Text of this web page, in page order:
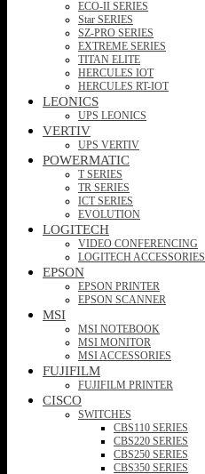
ECO-II SERIES
Star SERIES
SZ-PRO SERIES
EXTREME SERIES
TITAN ELITE
HERCULES IOT
HERCULES RT-IOT
LEONICS
UPS LEONICS
VERTIV
UPS VERTIV
POWERMATIC
T SERIES
TR SERIES
ICT SERIES
EVOLUTION
LOGITECH
VIDEO CONFERENCING
LOGITECH ACCESSORIES
EPSON
EPSON PRINTER
EPSON SCANNER
MSI
MSI NOTEBOOK
MSI MONITOR
MSI ACCESSORIES
FUJIFILM
FUJIFILM PRINTER
CISCO
SWITCHES
CBS110 SERIES
CBS220 SERIES
CBS250 SERIES
CBS350 SERIES